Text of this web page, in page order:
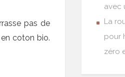
pas de
coton bio.
avec
La
pour
zéro